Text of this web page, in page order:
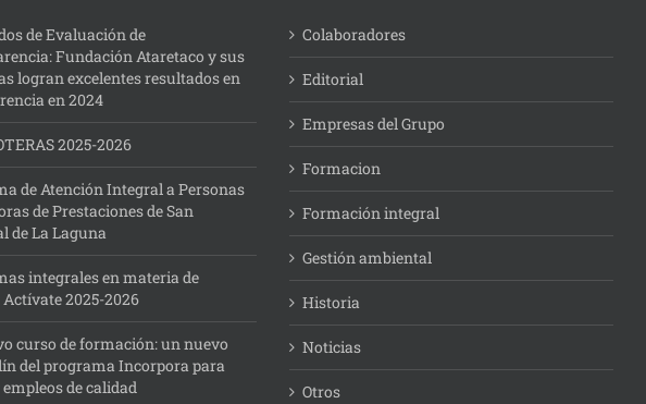
de Evaluación de
Fundación Ataretaco y sus
logran excelentes resultados en
en 2024
2025-2026
de Atención Integral a Personas
de Prestaciones de San
de La Laguna
integrales en materia de
2025-2026
curso de formación: un nuevo
del programa Incorpora para
de calidad
Colaboradores
Editorial
Empresas del Grupo
Formacion
Formación integral
Gestión ambiental
Historia
Noticias
Otros